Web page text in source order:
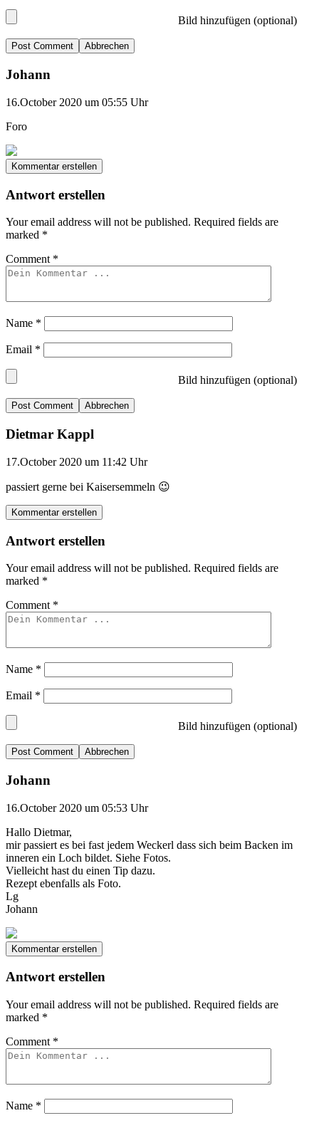
Bild hinzufügen (optional)
Abbrechen
Johann
16.October 2020 um 05:55 Uhr
Foro
Kommentar erstellen
Antwort erstellen
Your email address will not be published. Required fields are
marked *
Comment *
Name *
Email *
Bild hinzufügen (optional)
Abbrechen
Dietmar Kappl
17.October 2020 um 11:42 Uhr
passiert gerne bei Kaisersemmeln 😉
Kommentar erstellen
Antwort erstellen
Your email address will not be published. Required fields are
marked *
Comment *
Name *
Email *
Bild hinzufügen (optional)
Abbrechen
Johann
16.October 2020 um 05:53 Uhr
Hallo Dietmar,
mir passiert es bei fast jedem Weckerl dass sich beim Backen im
inneren ein Loch bildet. Siehe Fotos.
Vielleicht hast du einen Tip dazu.
Rezept ebenfalls als Foto.
Lg
Johann
Kommentar erstellen
Antwort erstellen
Your email address will not be published. Required fields are
marked *
Comment *
Name *